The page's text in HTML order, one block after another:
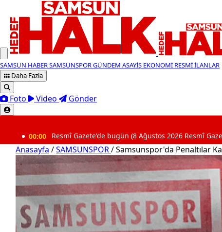
SAMSUN HABERSAMSUNSPORGÜNDEM ASAYİŞ EKONOMİ RESMİ İLANLAR
Daha Fazla
Foto Video Gönder
Resmî Gazete'de bugün (8 Ağustos 2026 Resmî Gazete kararları)
Anasayfa /SAMSUNSPOR/Samsunspor'da Penaltılar